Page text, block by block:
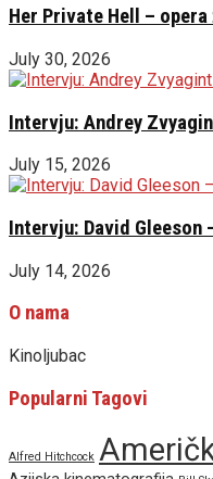
Her Private Hell –
July 30, 2026
Intervju: Andrey
July 15, 2026
Intervju: David Gleeson
July 14, 2026
O nama
Kinoljubac
Popularni Tagovi
Alfred Hitchcock